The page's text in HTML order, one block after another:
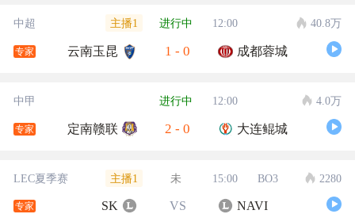
中超 主播1 进行中 12:00 40.8万
专家 云南玉昆 1 - 0 成都蓉城
中甲 进行中 12:00 4.0万
专家 定南赣联 2 - 0 大连鲲城
LEC夏季赛 主播1 未 15:00 BO3 2280
专家 SK VS NAVI